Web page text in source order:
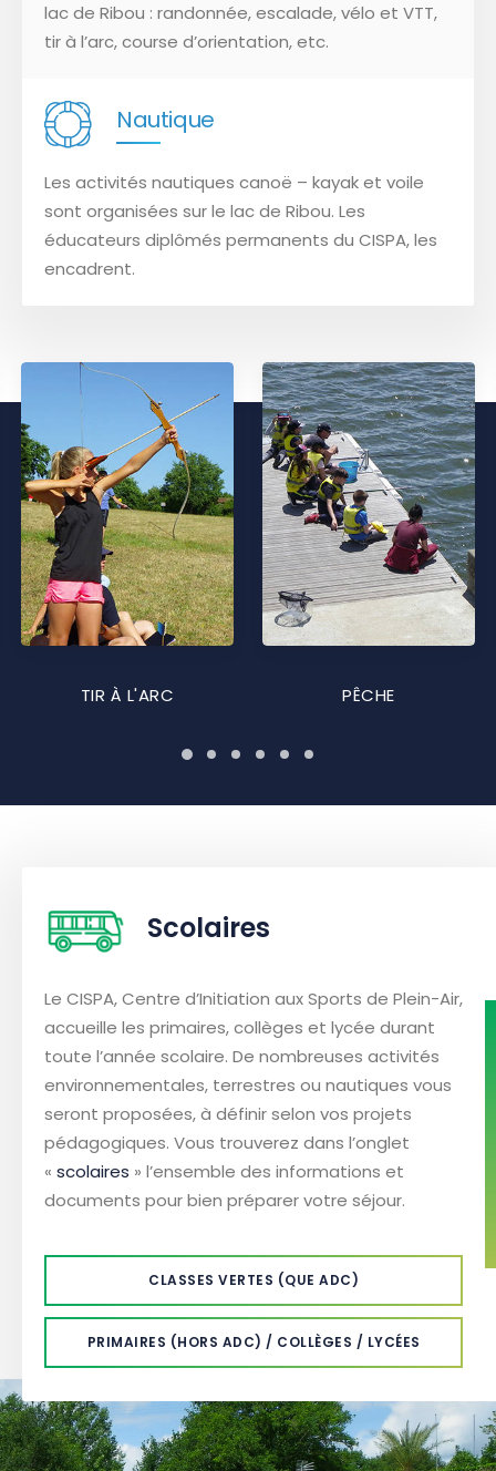
lac de Ribou : randonnée, escalade, vélo et VTT,
tir à l’arc, course d’orientation, etc.
Nautique
Les activités nautiques canoë – kayak et voile
sont organisées sur le lac de Ribou. Les
éducateurs diplômés permanents du CISPA, les
encadrent.
TIR À L'ARC PÊCHE
Scolaires
Le CISPA, Centre d’Initiation aux Sports de Plein-Air,
accueille les primaires, collèges et lycée durant
toute l’année scolaire. De nombreuses activités
environnementales, terrestres ou nautiques vous
seront proposées, à définir selon vos projets
pédagogiques. Vous trouverez dans l’onglet
« scolaires » l’ensemble des informations et
documents pour bien préparer votre séjour.
CLASSES VERTES (QUE ADC)
PRIMAIRES (HORS ADC) / COLLÈGES / LYCÉES